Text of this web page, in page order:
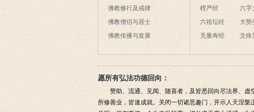
佛教修行及戒律
佛教僧侣与居士
佛教传播与发展
楞严经
六祖坛经
无量寿经
六字
大势
文殊
愿所有弘法功德回向：
赞助、流通、见闻、随喜者，及皆悉回向尽法界、虚
所修善业，皆速成就。关闭一切诸恶趣门，开示人天涅